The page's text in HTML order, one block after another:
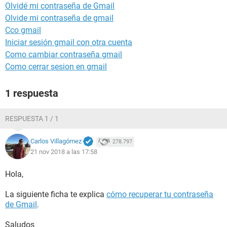
Olvidé mi contraseña de Gmail
Olvide mi contraseña de gmail
Cco gmail
Iniciar sesión gmail con otra cuenta
Como cambiar contraseña gmail
Como cerrar sesion en gmail
1 respuesta
RESPUESTA 1 / 1
Carlos Villagómez 278.797
21 nov 2018 a las 17:58
Hola,
La siguiente ficha te explica cómo recuperar tu contraseña
de Gmail.
Saludos